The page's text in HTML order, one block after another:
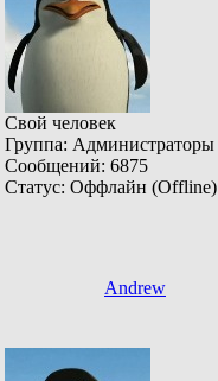
Свой человек
Группа: Администраторы
Сообщений: 6875
Статус: Оффлайн (Offline)
Andrew